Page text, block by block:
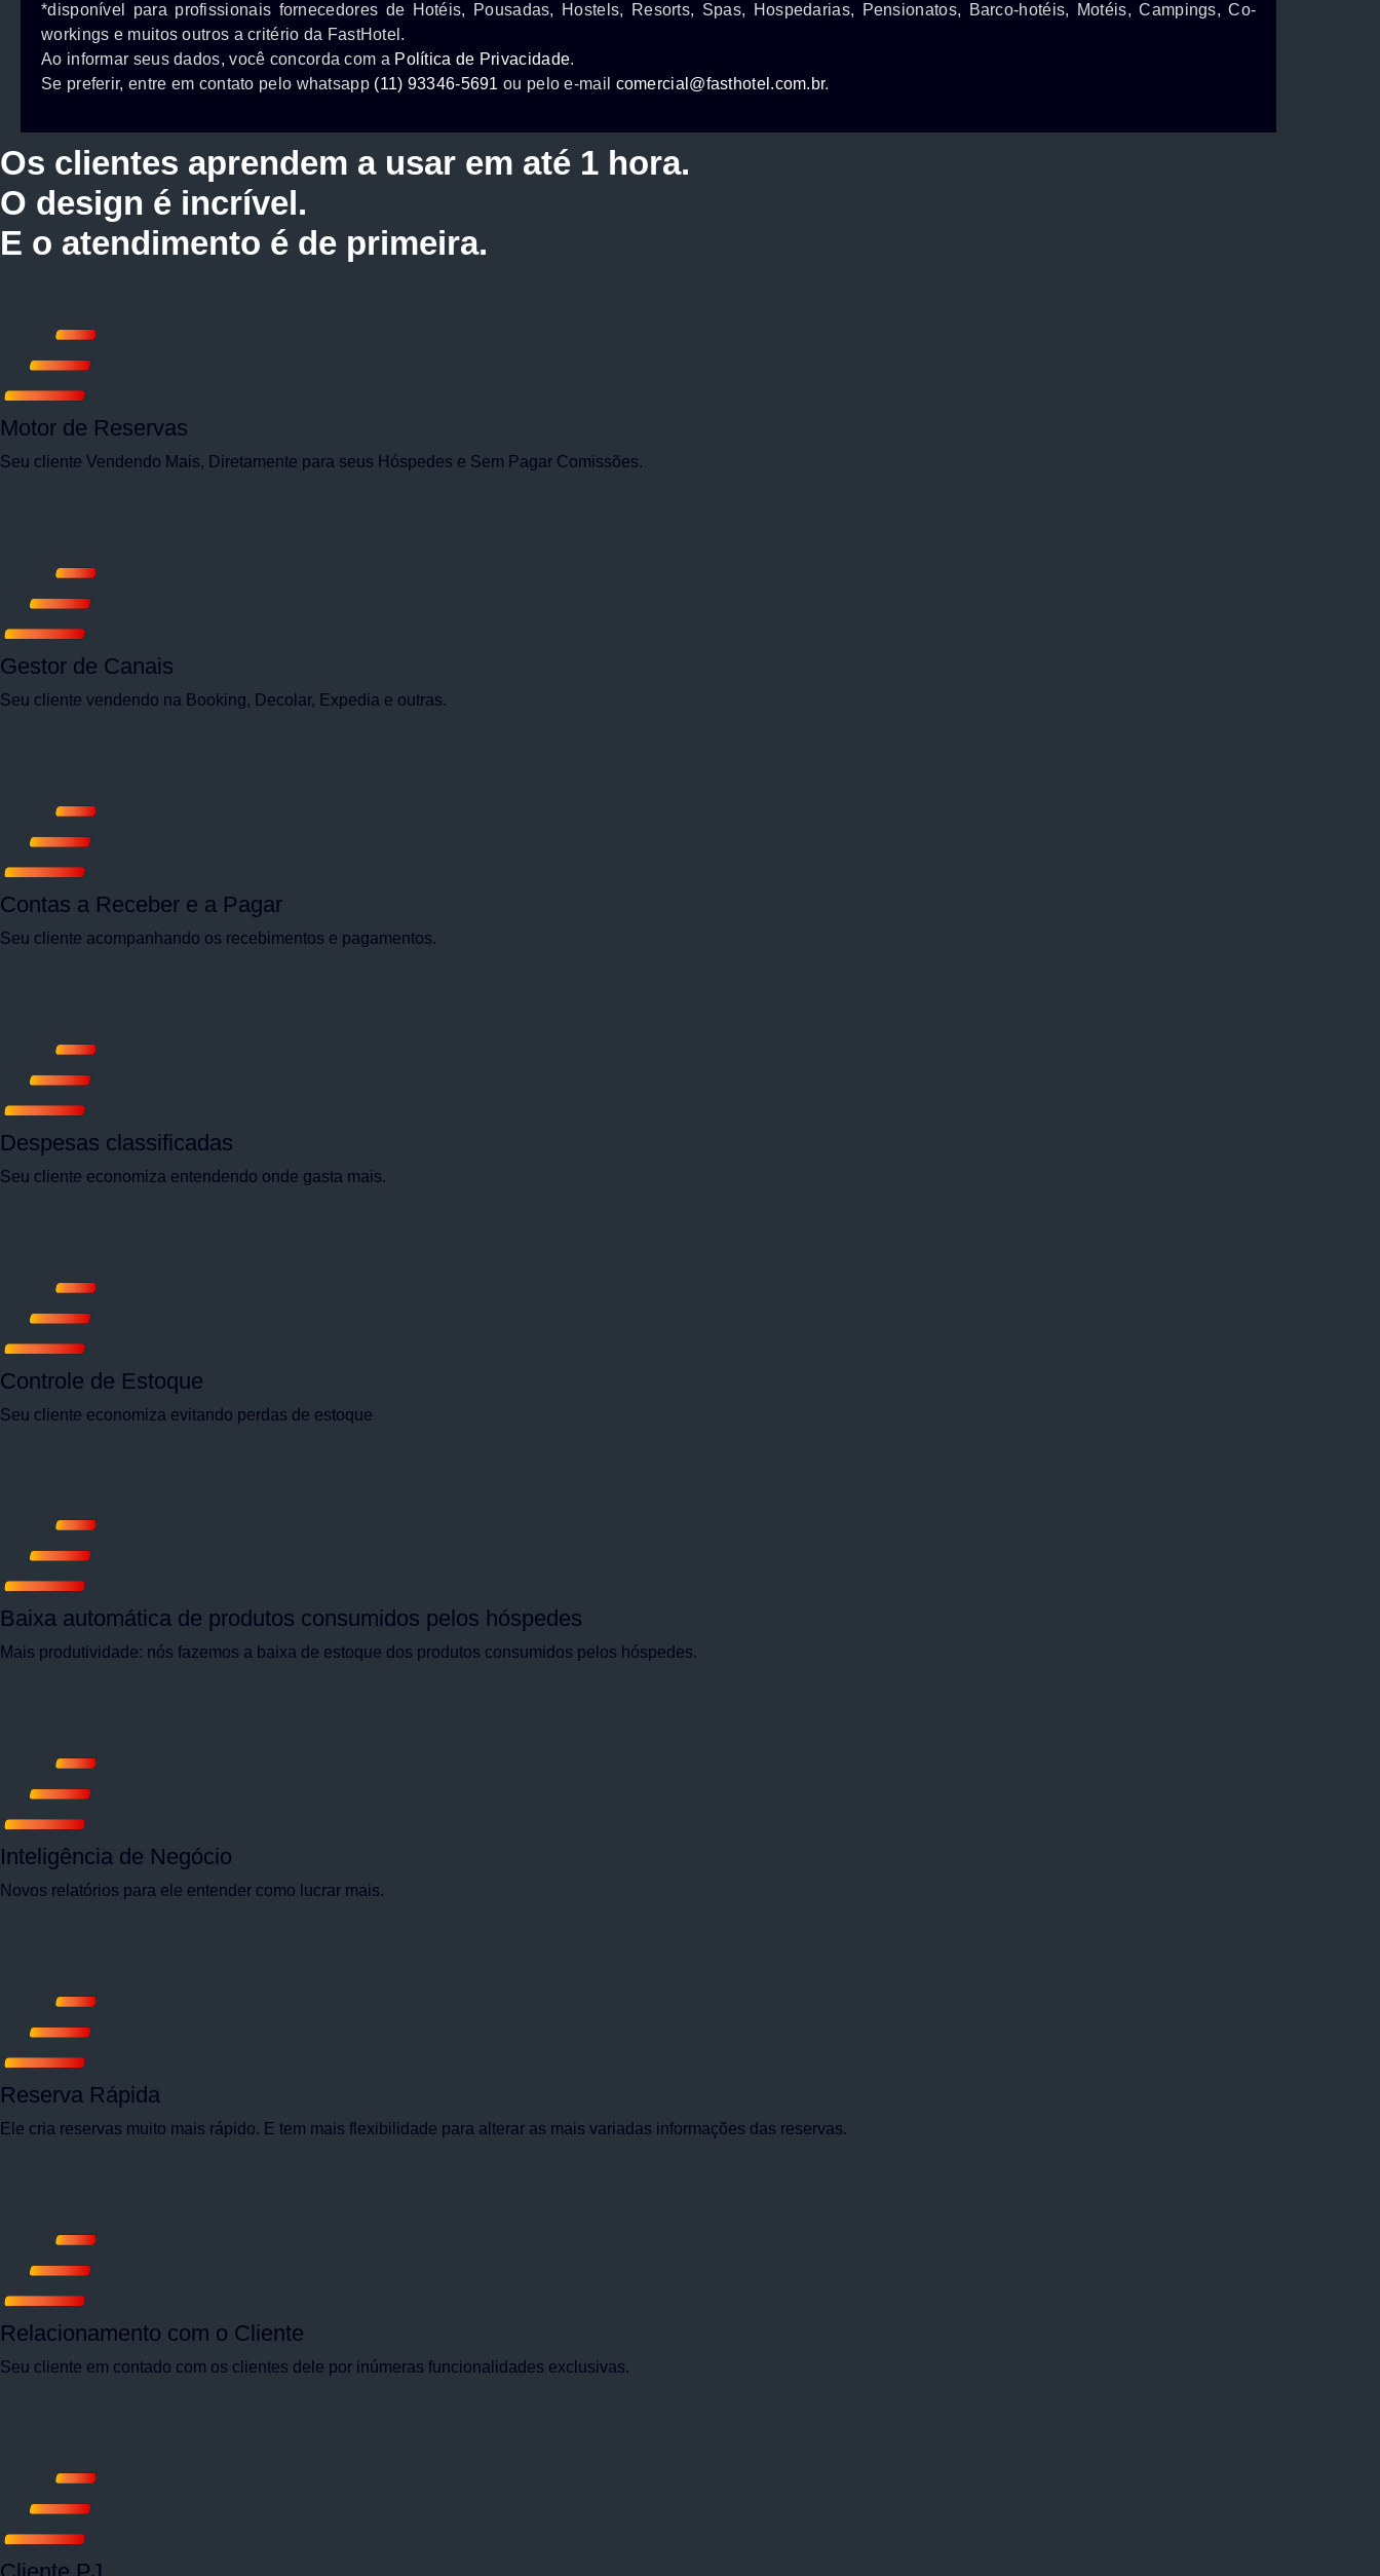
*disponível para profissionais fornecedores de Hotéis, Pousadas, Hostels, Resorts, Spas, Hospedarias, Pensionatos, Barco-hotéis, Motéis, Campings, Co-
workings e muitos outros a critério da FastHotel.
Ao informar seus dados, você concorda com a Política de Privacidade.
Se preferir, entre em contato pelo whatsapp (11) 93346-5691 ou pelo e-mail comercial@fasthotel.com.br.
Os clientes aprendem a usar em até 1 hora.
O design é incrível.
E o atendimento é de primeira.
Motor de Reservas
Seu cliente Vendendo Mais, Diretamente para seus Hóspedes e Sem Pagar Comissões.
Gestor de Canais
Seu cliente vendendo na Booking, Decolar, Expedia e outras.
Contas a Receber e a Pagar
Seu cliente acompanhando os recebimentos e pagamentos.
Despesas classificadas
Seu cliente economiza entendendo onde gasta mais.
Controle de Estoque
Seu cliente economiza evitando perdas de estoque
Baixa automática de produtos consumidos pelos hóspedes
Mais produtividade: nós fazemos a baixa de estoque dos produtos consumidos pelos hóspedes.
Inteligência de Negócio
Novos relatórios para ele entender como lucrar mais.
Reserva Rápida
Ele cria reservas muito mais rápido. E tem mais flexibilidade para alterar as mais variadas informações das reservas.
Relacionamento com o Cliente
Seu cliente em contado com os clientes dele por inúmeras funcionalidades exclusivas.